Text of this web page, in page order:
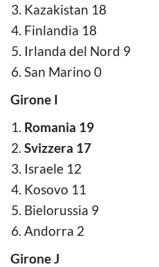
Kazakistan 18
Finlandia 18
Irlanda del Nord 9
San Marino 0
Girone I
Romania 19
Svizzera 17
Israele 12
Kosovo 11
Bielorussia 9
Andorra 2
Girone J